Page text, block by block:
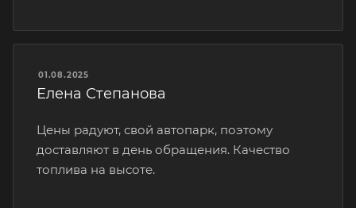
01.08.2025
Елена Степанова
Цены радуют, свой автопарк, поэтому
доставляют в день обращения. Качество
топлива на высоте.